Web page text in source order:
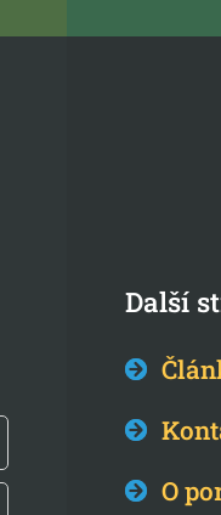
Další
O